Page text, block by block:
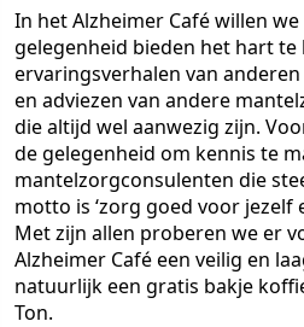
In het Alzheimer Café willen
gelegenheid bieden het hart te
ervaringsverhalen van
en adviezen van andere
die altijd wel aanwezig zijn.
de gelegenheid om kennis te
mantelzorgconsulenten die
motto is ‘zorg goed voor jezelf
Met zijn allen proberen we er
Alzheimer Café een veilig en
natuurlijk een gratis bakje
Ton.